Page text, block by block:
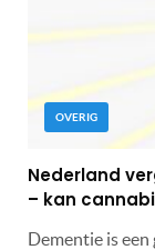
OVERIG
Nederland
– kan
Dementie is